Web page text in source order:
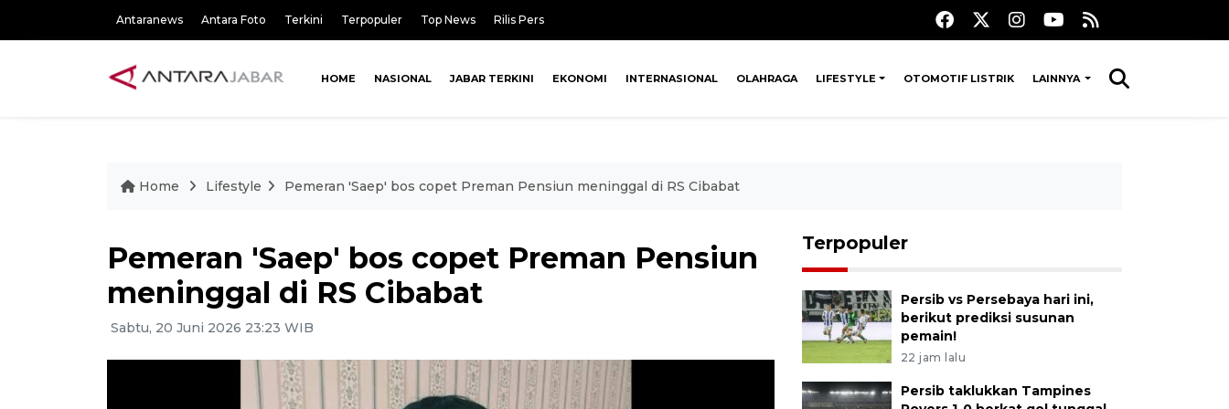
Antaranews Antara Foto Terkini Terpopuler Top News Rilis Pers
HOME NASIONAL JABAR TERKINI EKONOMI INTERNASIONAL OLAHRAGA LIFESTYLE OTOMOTIF LISTRIK LAINNYA
Home Lifestyle Pemeran 'Saep' bos copet Preman Pensiun meninggal di RS Cibabat
Pemeran 'Saep' bos copet Preman Pensiun
meninggal di RS Cibabat
Sabtu, 20 Juni 2026 23:23 WIB
Terpopuler
Persib vs Persebaya hari ini,
berikut prediksi susunan
pemain!
22 jam lalu
Persib taklukkan Tampines